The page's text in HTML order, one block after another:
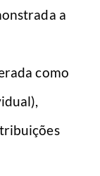
a
como